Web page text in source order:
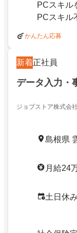
PCスキル
PCスキル
かんたん応募
新着正社員
データ入力・
ジョブストア株式会社
島根県
月給24
土日休